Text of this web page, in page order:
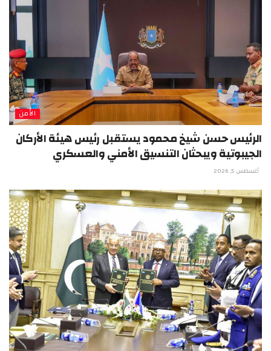
الأمن
الرئيس حسن شيخ محمود يستقبل رئيس هيئة الأركان
الجيبوتية ويبحثان التنسيق الأمني والعسكري
أغسطس 5, 2026